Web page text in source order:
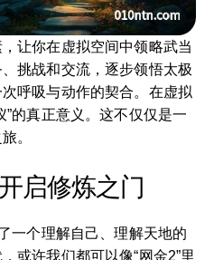
让你在虚拟空间中领略武当
挑战和交流，逐步领悟太极
呼吸与动作的契合。在虚拟
”的真正意义。这不仅仅是一
。
启修炼之门
一个理解自己、理解天地的
或许我们都可以像“网金2”里